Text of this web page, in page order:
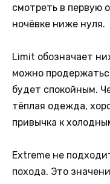
смотреть в первую
ночёвке ниже нуля.
Limit обозначает
можно
будет спокойным.
тёплая одежда,
привычка к
Extreme не
похода. Это